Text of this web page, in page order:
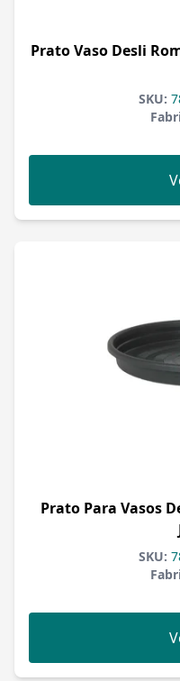
Prato Vaso Desli
SKU:
Prato Para Vasos
SKU: